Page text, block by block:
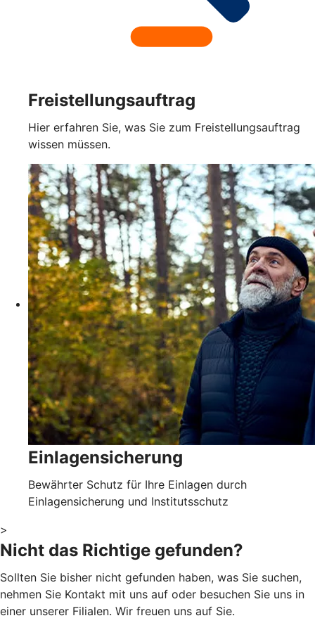
Freistellungsauftrag
Hier erfahren Sie, was Sie zum Freistellungsauftrag
wissen müssen.
Einlagensicherung
Bewährter Schutz für Ihre Einlagen durch
Einlagensicherung und Institutsschutz
>
Nicht das Richtige gefunden?
Sollten Sie bisher nicht gefunden haben, was Sie suchen,
nehmen Sie Kontakt mit uns auf oder besuchen Sie uns in
einer unserer Filialen. Wir freuen uns auf Sie.